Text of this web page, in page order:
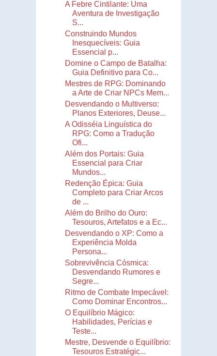
A Febre Cintilante: Uma
Aventura de Investigação
S...
Construindo Mundos
Inesquecíveis: Guia
Essencial p...
Domine o Campo de Batalha:
Guia Definitivo para Co...
Mestres de RPG: Dominando
a Arte de Criar NPCs Mem...
Desvendando o Multiverso:
Planos Exteriores, Deuse...
A Odisséia Linguística do
RPG: Como a Tradução
Ofi...
Além dos Portais: Guia
Essencial para Criar
Mundos...
Redenção Épica: Guia
Completo para Criar Arcos
de ...
Além do Brilho do Ouro:
Tesouros, Artefatos e a Ec...
Desvendando o XP: Como a
Experiência Molda
Persona...
Sobrevivência Cósmica:
Desvendando Rumores e
Segre...
Ritmo de Combate Impecável:
Como Dominar Encontros...
O Equilíbrio Mágico:
Habilidades, Perícias e
Teste...
Mestre, Desvende o Equilíbrio:
Tesouros Estratégic...